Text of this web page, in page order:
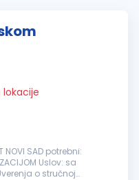
lokacije
NOVI SAD potrebni:
Uslov: sa
o stručnoj